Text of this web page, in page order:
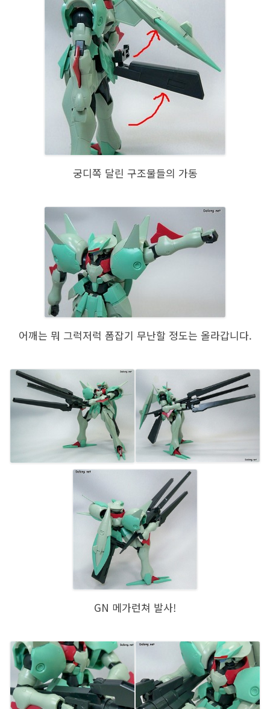
궁디쪽 달린 구조물들의 가동
어깨는 뭐 그럭저럭 폼잡기 무난할 정도는 올라갑니다.
GN 메가런쳐 발사!